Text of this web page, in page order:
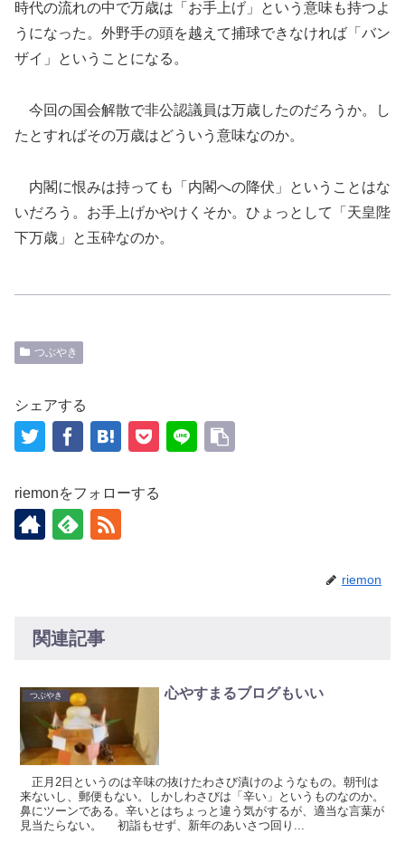
時代の流れの中で万歳は「お手上げ」という意味も持つよ
うになった。外野手の頭を越えて捕球できなければ「バン
ザイ」ということになる。
今回の国会解散で非公認議員は万歳したのだろうか。し
たとすればその万歳はどういう意味なのか。
内閣に恨みは持っても「内閣への降伏」ということはな
いだろう。お手上げかやけくそか。ひょっとして「天皇陛
下万歳」と玉砕なのか。
つぶやき
シェアする
riemonをフォローする
riemon
関連記事
つぶやき 心やすまるブログもいい
正月2日というのは辛味の抜けたわさび漬けのようなもの。朝刊は
来ないし、郵便もない。しかしわさびは「辛い」というものなのか。
鼻にツーンである。辛いとはちょっと違う気がするが、適当な言葉が
見当たらない。 初詣もせず、新年のあいさつ回り...